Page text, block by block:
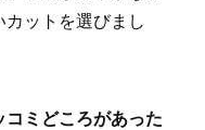
ットを選びまし
ミどころがあった